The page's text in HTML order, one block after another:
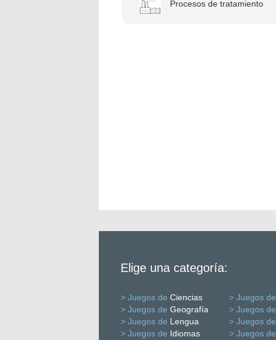
Procesos de tratamiento
Elige una categoría:
> Juegos de Ciencias > Juegos de
> Juegos de Geografía > Juegos de
> Juegos de Lengua > Juegos de
> Juegos de Idiomas > Juegos de